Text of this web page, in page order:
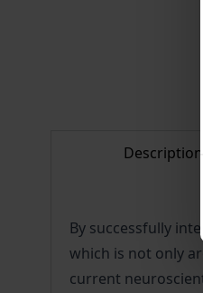
Description
By successfully
which is not only
current